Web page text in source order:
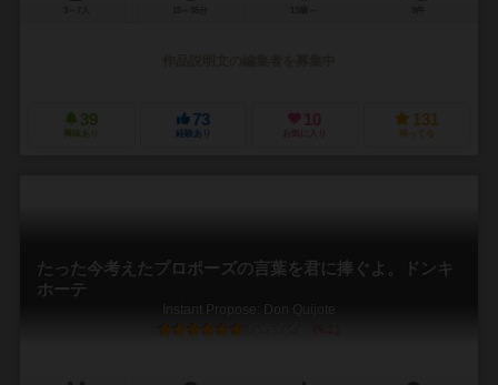
39
興味あり
73
経験あり
10
お気に入り
131
持ってる
たった今考えたプロポーズの言葉を君に捧ぐよ。ドンキ
ホーテ
Instant Propose: Don Quijote